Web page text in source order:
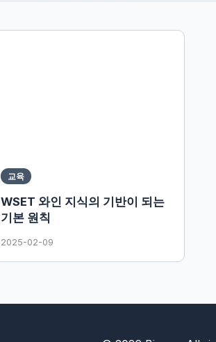
교육
WSET 와인 지식의 기반이 되는
기본 원칙
2025-02-09